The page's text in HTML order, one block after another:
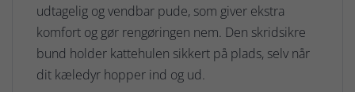
udtagelig og vendbar pude, som giver ekstra
komfort og gør rengøringen nem. Den skridsikre
bund holder kattehulen sikkert på plads, selv når
dit kæledyr hopper ind og ud.